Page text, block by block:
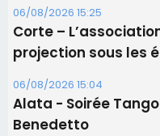
06/08/2026 15:25
Corte –
projection sous les
06/08/2026 15:04
Alata - Soirée
Benedetto